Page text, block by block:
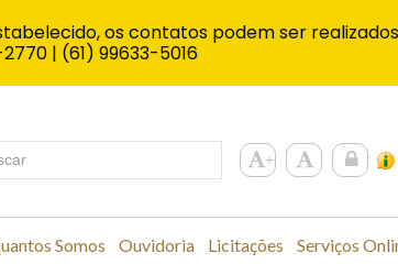
Somos Ouvidoria Licitações Serviços
os contatos podem ser realizados
| (61) 99633-5016